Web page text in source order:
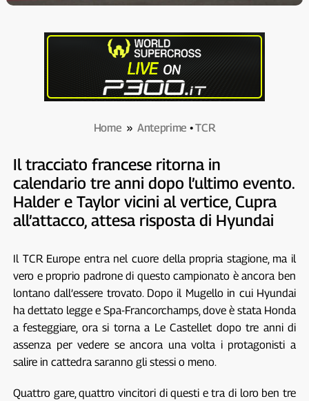
Home » Anteprime •TCR
Il tracciato francese ritorna in
calendario tre anni dopo l’ultimo evento.
Halder e Taylor vicini al vertice, Cupra
all’attacco, attesa risposta di Hyundai
Il TCR Europe entra nel cuore della propria stagione, ma il
vero e proprio padrone di questo campionato è ancora ben
lontano dall’essere trovato. Dopo il Mugello in cui Hyundai
ha dettato legge e Spa-Francorchamps, dove è stata Honda
a festeggiare, ora si torna a Le Castellet dopo tre anni di
assenza per vedere se ancora una volta i protagonisti a
salire in cattedra saranno gli stessi o meno.
Quattro gare, quattro vincitori di questi e tra di loro ben tre